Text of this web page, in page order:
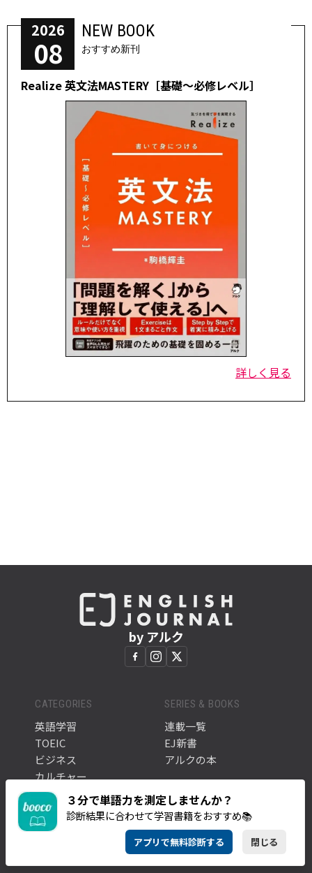
2026
08
NEW BOOK
おすすめ新刊
Realize 英文法MASTERY［基礎～必修レベル］
詳しく見る
３分で単語力を測定しませんか？
診断結果に合わせて学習書籍をおすすめ📚
アプリで無料診断する 閉じる
by アルク
CATEGORIES
英語学習
TOEIC
ビジネス
カルチャー
トレンド
全ての記事
タグ一覧
SERIES & BOOKS
連載一覧
EJ新書
アルクの本
ABOUT
このサイトについて
アルク公式サイト